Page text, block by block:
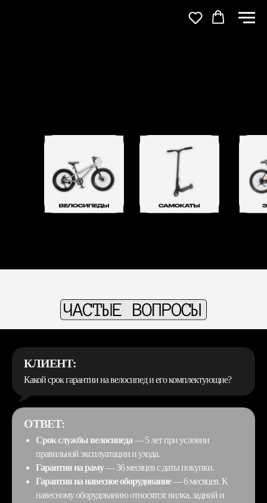
КЛИЕНТ:
Какой срок гарантии на велосипед и его комплектующие?
ОТВЕТ:
Срок службы велосипеда— 5 лет при условии
правильной эксплуатации и ухода.
Гарантия на раму— 36 месяцев с даты покупки.
Гарантия на навесное оборудование— 6 месяцев. К
навесному оборудованию относятся: вилка, задний и